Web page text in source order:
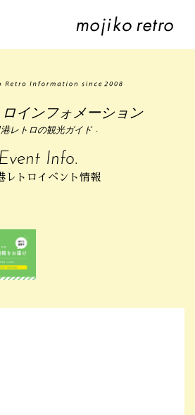
インフォメーション
レトロの観光ガイド -
Event Info.
レトロイベント情報